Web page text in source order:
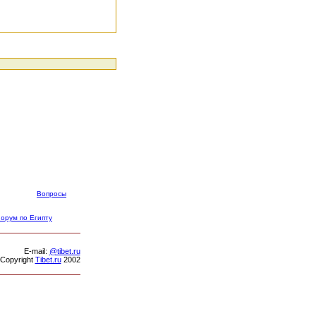
Вопросы
по Египту
Е-mail: @tibet.ru
Copyright Tibet.ru2002